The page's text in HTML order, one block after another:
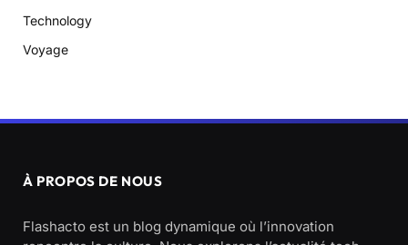
Technology
Voyage
À PROPOS DE NOUS
Flashacto est un blog dynamique où l’innovation